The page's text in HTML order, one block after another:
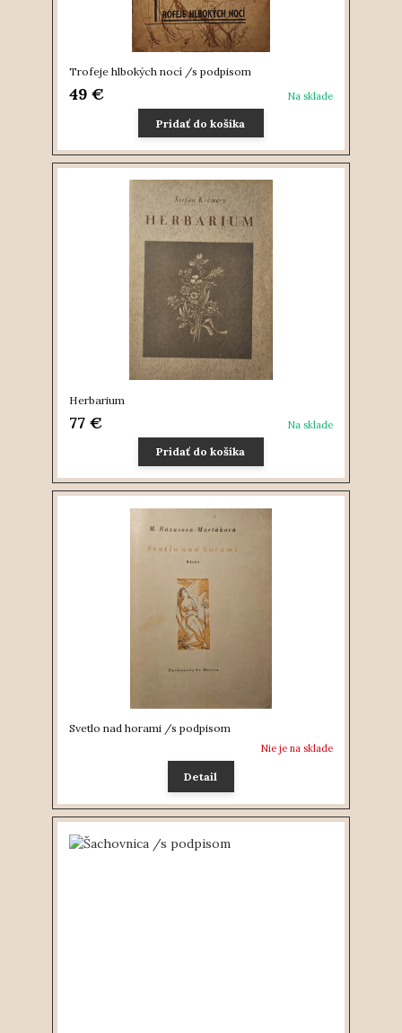
Trofeje hlbokých nocí /s podpisom
49 € Na sklade
Pridať do košíka
Herbarium
77 € Na sklade
Pridať do košíka
Svetlo nad horami /s podpisom
Nie je na sklade
Detail